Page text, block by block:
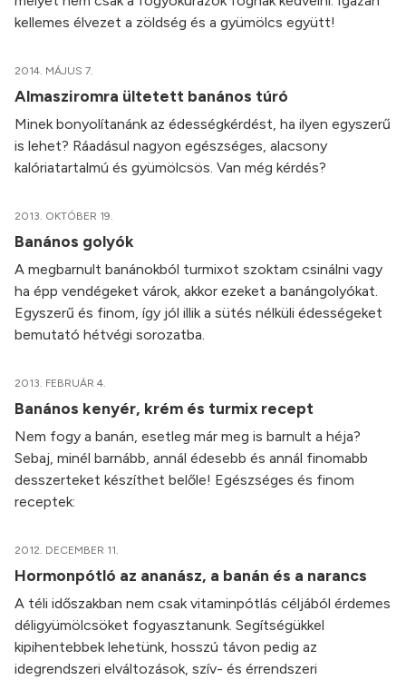
kellemes élvezet a zöldség és a gyümölcs együtt!
2014. MÁJUS 7.
Almasziromra ültetett banános túró
Minek bonyolítanánk az édességkérdést, ha ilyen egyszerű
is lehet? Ráadásul nagyon egészséges, alacsony
kalóriatartalmú és gyümölcsös. Van még kérdés?
2013. OKTÓBER 19.
Banános golyók
A megbarnult banánokból turmixot szoktam csinálni vagy
ha épp vendégeket várok, akkor ezeket a banángolyókat.
Egyszerű és finom, így jól illik a sütés nélküli édességeket
bemutató hétvégi sorozatba.
2013. FEBRUÁR 4.
Banános kenyér, krém és turmix recept
Nem fogy a banán, esetleg már meg is barnult a héja?
Sebaj, minél barnább, annál édesebb és annál finomabb
desszerteket készíthet belőle! Egészséges és finom
receptek:
2012. DECEMBER 11.
Hormonpótló az ananász, a banán és a narancs
A téli időszakban nem csak vitaminpótlás céljából érdemes
déligyümölcsöket fogyasztanunk. Segítségükkel
kipihentebbek lehetünk, hosszú távon pedig az
idegrendszeri elváltozások, szív- és érrendszeri